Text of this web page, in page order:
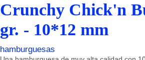
Crunchy Chick'n
gr. - 10*12 mm
hamburguesas